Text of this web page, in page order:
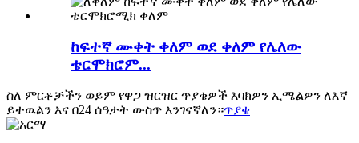
ከፍተኛ ሙቀት ቀለም ወደ ቀለም የሌለው
ቴርሞክሮም...
ስለ ምርቶቻችን ወይም የዋጋ ዝርዝር ጥያቄዎች እባክዎን ኢሜልዎን ለእኛ
ይተዉልን እና በ24 ሰዓታት ውስጥ እንገናኛለን።ጥያቄ